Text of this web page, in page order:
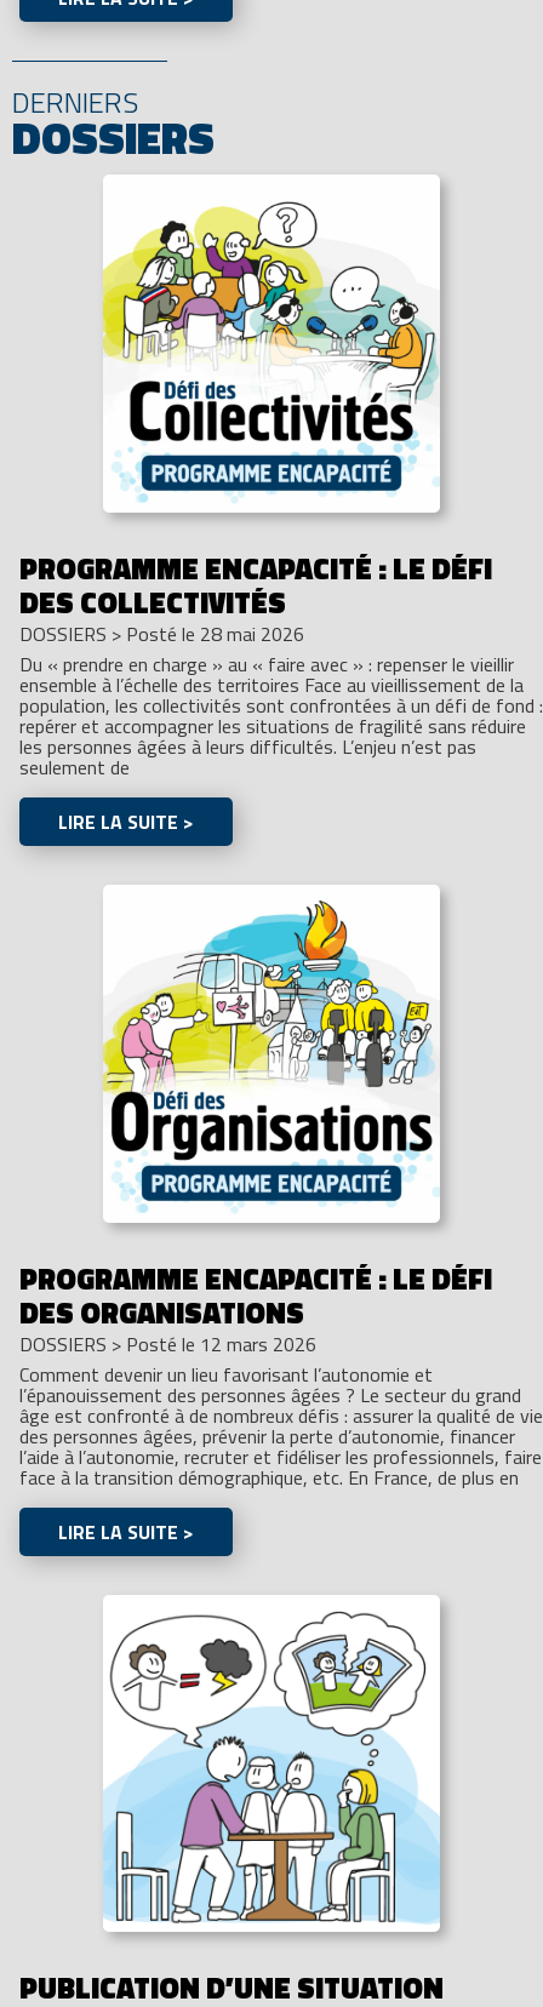
DERNIERS
DOSSIERS
PROGRAMME ENCAPACITÉ : LE DÉFI
DES COLLECTIVITÉS
DOSSIERS > Posté le 28 mai 2026
Du « prendre en charge » au « faire avec » : repenser le vieillir
ensemble à l’échelle des territoires Face au vieillissement de la
population, les collectivités sont confrontées à un défi de fond :
repérer et accompagner les situations de fragilité sans réduire
les personnes âgées à leurs difficultés. L’enjeu n’est pas
seulement de
LIRE LA SUITE >
PROGRAMME ENCAPACITÉ : LE DÉFI
DES ORGANISATIONS
DOSSIERS > Posté le 12 mars 2026
Comment devenir un lieu favorisant l’autonomie et
l’épanouissement des personnes âgées ? Le secteur du grand
âge est confronté à de nombreux défis : assurer la qualité de vie
des personnes âgées, prévenir la perte d’autonomie, financer
l’aide à l’autonomie, recruter et fidéliser les professionnels, faire
face à la transition démographique, etc. En France, de plus en
LIRE LA SUITE >
PUBLICATION D’UNE SITUATION